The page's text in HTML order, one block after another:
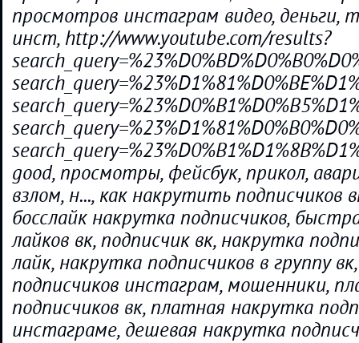
просмотров инстаграм видео, деньги,
инст, http://www.youtube.com/results?
good, просмотры, фейсбук, прикол,
взлом, н..., как накрутить подписчиков
босслайк накрутка подписчиков,
лайков вк, подписчик вк, накрутка
лайк, накрутка подписчиков в группу
подписчиков инстаграм, мошенники,
подписчиков вк, платная накрутка
инстаграме, дешевая накрутка